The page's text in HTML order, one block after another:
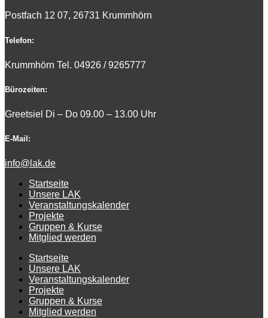
Postfach 12 07, 26731 Krummhörn
Telefon:
Krummhörn Tel. 04926 / 9265777
Bürozeiten:
Greetsiel Di – Do 09.00 – 13.00 Uhr
E-Mail:
info@lak.de
Startseite
Unsere LAK
Veranstaltungskalender
Projekte
Gruppen & Kurse
Mitglied werden
Startseite
Unsere LAK
Veranstaltungskalender
Projekte
Gruppen & Kurse
Mitglied werden